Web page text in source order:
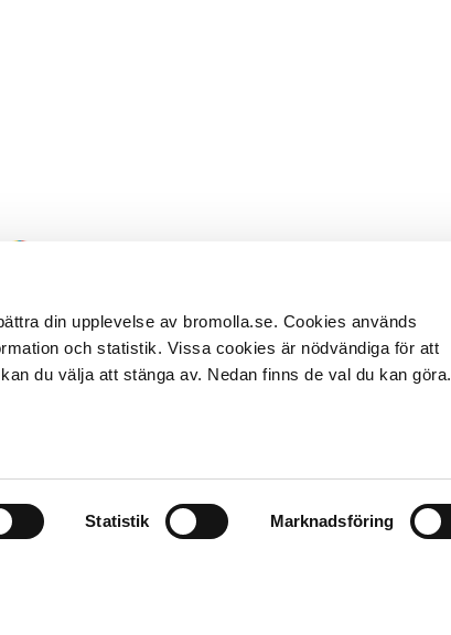
din upplevelse av bromolla.se. Cookies används
och statistik. Vissa cookies är nödvändiga för att
du välja att stänga av. Nedan finns de val du kan göra.
Statistik Marknadsföring